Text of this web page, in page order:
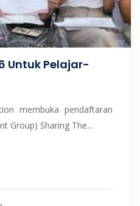
Untuk Pelajar-
membuka pendaftaran
Group) Sharing The...